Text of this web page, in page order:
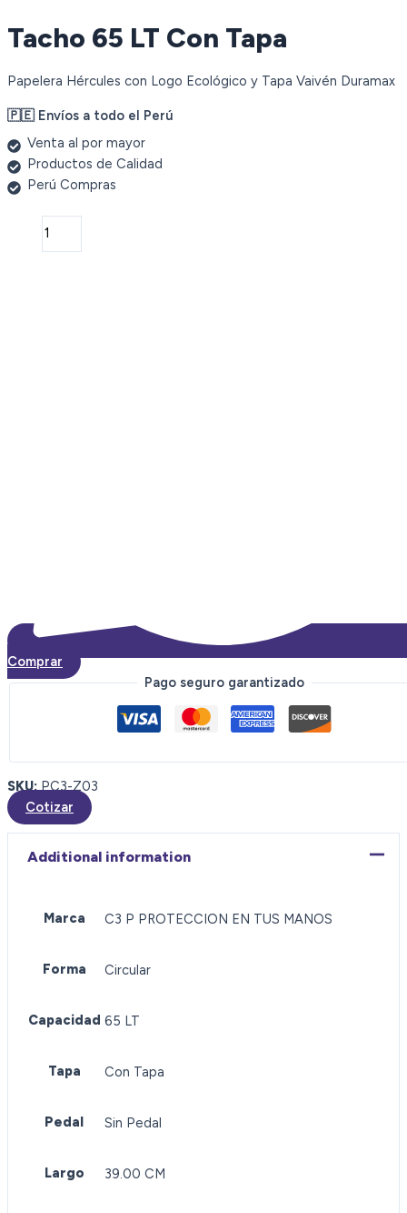
Tacho 65 LT Con Tapa
Papelera Hércules con Logo Ecológico y Tapa Vaivén Duramax
🇵🇪 Envíos a todo el Perú
Venta al por mayor
Productos de Calidad
Perú Compras
Comprar
Pago seguro garantizado
SKU: PC3-Z03
Cotizar
Additional information
Marca C3 P PROTECCION EN TUS MANOS
Forma Circular
Capacidad 65 LT
Tapa Con Tapa
Pedal Sin Pedal
Largo 39.00 CM